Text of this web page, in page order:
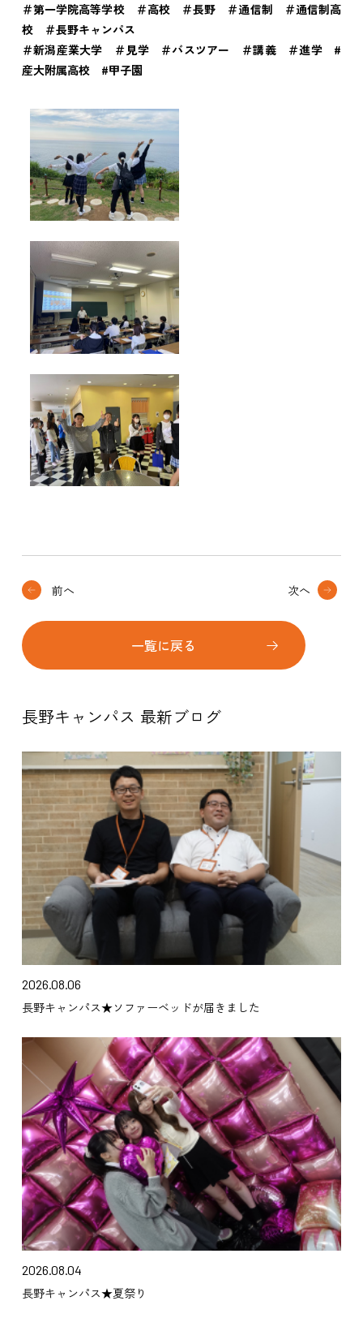
＃第一学院高等学校 ＃高校 ＃長野 ＃通信制 ＃通信制高
校 ＃長野キャンパス
＃新潟産業大学 ＃見学 ＃バスツアー ＃講義 ＃進学 #
産大附属高校 #甲子園
前へ
一覧に戻る
次へ
長野キャンパス 最新ブログ
2026.08.06
長野キャンパス★ソファーベッドが届きました
2026.08.04
長野キャンパス★夏祭り